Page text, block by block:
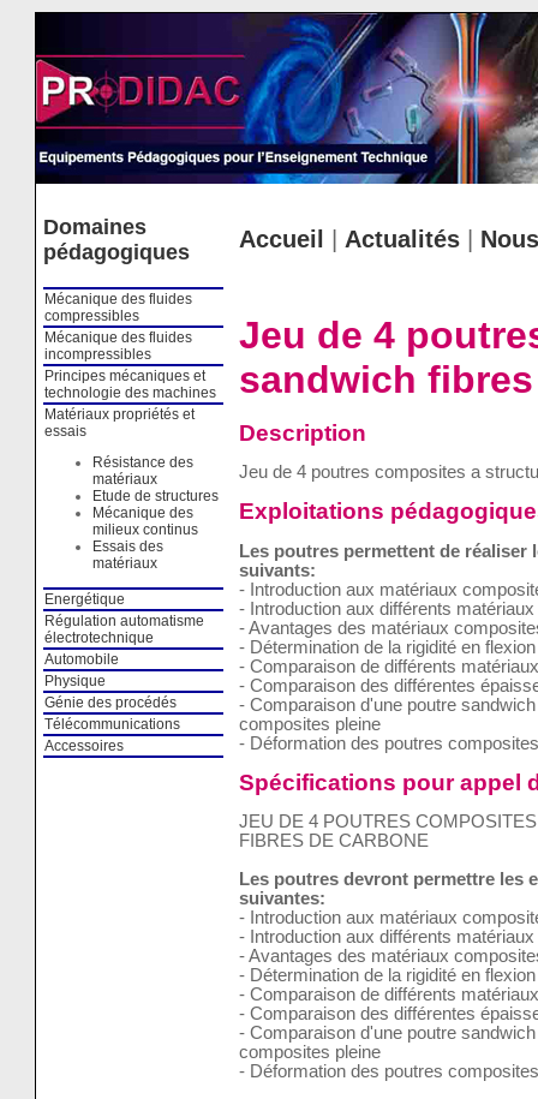
Domaines
pédagogiques
Mécanique des fluides
compressibles
Mécanique des fluides
incompressibles
Principes mécaniques et
technologie des machines
Matériaux propriétés et
essais
Résistance des
matériaux
Etude de structures
Mécanique des
milieux continus
Essais des
matériaux
Energétique
Régulation automatisme
électrotechnique
Automobile
Physique
Génie des procédés
Télécommunications
Accessoires
Accueil Actualités|
Jeu de 4
sandwich fibres
Description
Jeu de 4 poutres composites a
Exploitations
Les poutres permettent de réaliser
suivants:
- Introduction aux matériaux
- Introduction aux différents
- Avantages des matériaux
- Détermination de la rigidité en
- Comparaison de différents
- Comparaison des différentes
- Comparaison d'une poutre
composites pleine
- Déformation des poutres
Spécifications pour appel
JEU DE 4 POUTRES
FIBRES DE CARBONE
Les poutres devront permettre les
suivantes:
- Introduction aux matériaux
- Introduction aux différents
- Avantages des matériaux
- Détermination de la rigidité en
- Comparaison de différents
- Comparaison des différentes
- Comparaison d'une poutre
composites pleine
- Déformation des poutres
Cookies management panel